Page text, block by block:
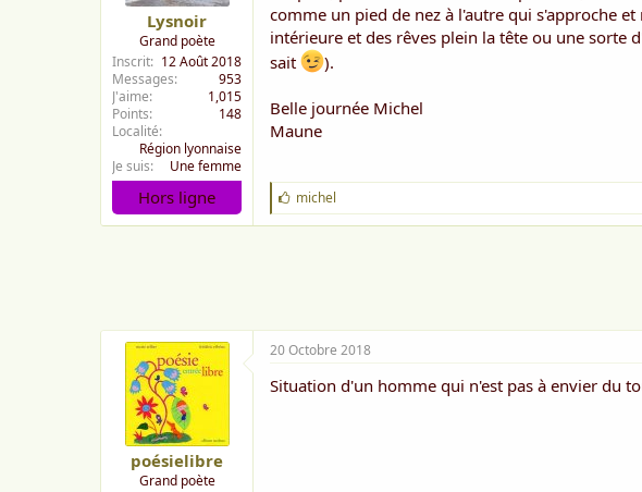
Lysnoir
Grand poète
Inscrit
12 Août 2018
Messages
953
J'aime
1,015
Points
148
Localité
Région lyonnaise
Je suis
Une femme
Hors ligne
comme un pied de nez à l'autre qui s'approche
intérieure et des rêves plein la tête ou une sorte
sait
).
Belle journée Michel
Maune
J
'
a
michel
poésielibre
Grand poète
20 Octobre 2018
Situation d'un homme qui n'est pas à envier du